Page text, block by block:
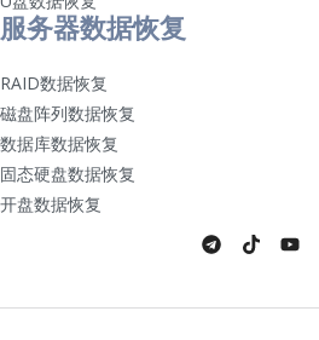
服务器数据恢复
RAID数据恢复
磁盘阵列数据恢复
数据库数据恢复
固态硬盘数据恢复
开盘数据恢复